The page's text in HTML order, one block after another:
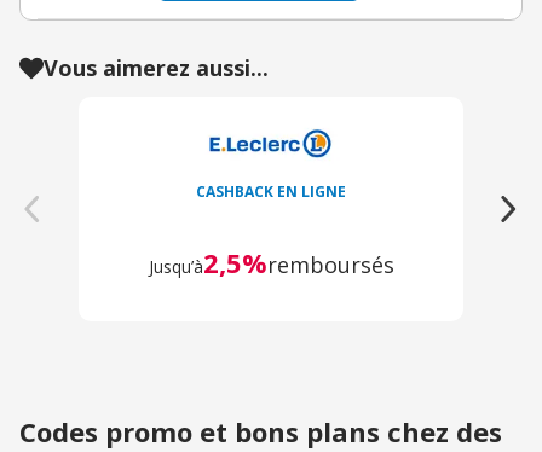
Vous aimerez aussi...
CASHBACK EN LIGNE
Jusqu’à2,5%remboursés
Codes promo et bons plans chez des